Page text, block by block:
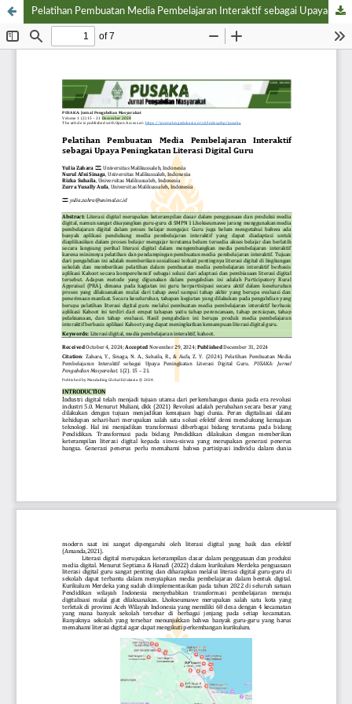
Pelatihan Pembuatan Media Pembelajaran Interaktif sebagai Upaya Peningkatan Literasi Digital Guru